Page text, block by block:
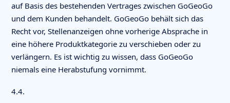
auf Basis des bestehenden Vertrages zwischen GoGeoGo
und dem Kunden behandelt. GoGeoGo behält sich das
Recht vor, Stellenanzeigen ohne vorherige Absprache in
eine höhere Produktkategorie zu verschieben oder zu
verlängern. Es ist wichtig zu wissen, dass GoGeoGo
niemals eine Herabstufung vornimmt.
4.4.